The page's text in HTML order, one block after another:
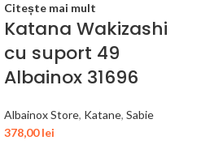
Citește mai mult
Katana Wakizashi
cu suport 49
Albainox 31696
Albainox Store, Katane, Sabie
378,00lei